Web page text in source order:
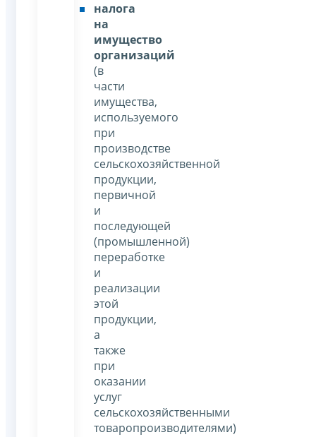
налога
на
имущество
организаций
(в
части
имущества,
используемого
при
производстве
сельскохозяйственной
продукции,
первичной
и
последующей
(промышленной)
переработке
и
реализации
этой
продукции,
а
также
при
оказании
услуг
сельскохозяйственными
товаропроизводителями)